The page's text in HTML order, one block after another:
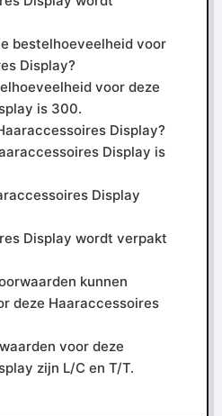
bestelhoeveelheid voor
Display?
voor deze
is 300.
Display?
Display is
Display
Display wordt verpakt
kunnen
deze Haaraccessoires
voor deze
zijn L/C en T/T.